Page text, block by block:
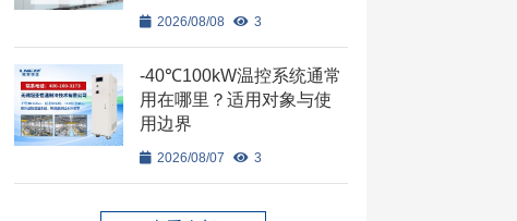
2026/08/08 3
-40℃100kW温控系统通常
用在哪里？适用对象与使
用边界
2026/08/07 3